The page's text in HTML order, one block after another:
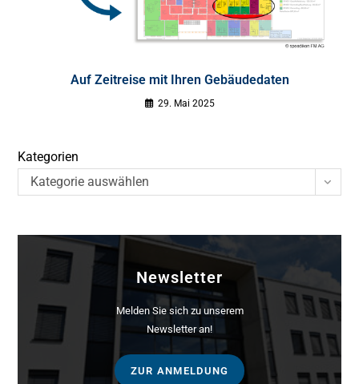
Auf Zeitreise mit Ihren Gebäudedaten
29. Mai 2025
Kategorien
Kategorie auswählen
Newsletter
Melden Sie sich zu unserem
Newsletter an!
ZUR ANMELDUNG